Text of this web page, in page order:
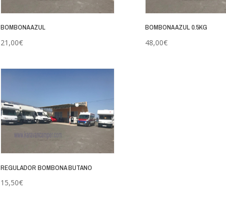
BOMBONA AZUL
21,00€
BOMBONA AZUL 0.5KG
48,00€
REGULADOR BOMBONA BUTANO
15,50€